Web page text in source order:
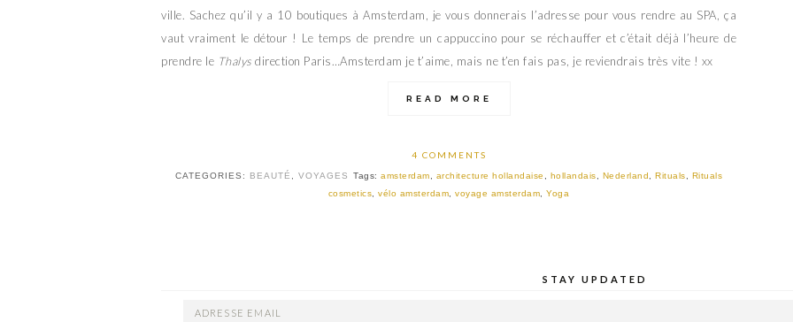
ville. Sachez qu’il y a 10 boutiques à Amsterdam, je vous donnerais l’adresse pour vous rendre au SPA, ça
vaut vraiment le détour ! Le temps de prendre un cappuccino pour se réchauffer et c’était déjà l’heure de
prendre le Thalys direction Paris…Amsterdam je t’aime, mais ne t’en fais pas, je reviendrais très vite ! xx
READ MORE
4 COMMENTS
CATEGORIES: BEAUTÉ VOYAGES Tags: amsterdam architecture hollandaise hollandais Nederland Rituals
Rituals
cosmetics ,vélo amsterdam ,voyage amsterdam ,Yoga
STAY UPDATED
ADRESSE